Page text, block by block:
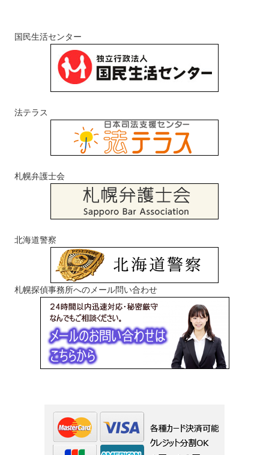
国民生活センター
法テラス
札幌弁護士会
北海道警察
札幌探偵事務所へのメール問い合わせ